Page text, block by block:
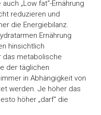
möglicherweise
ihnen bereitgestellt
der Dienste gesammelt
„Low fat“-Ernährung
reduzieren und
die Energiebilanz.
Ernährung
hinsichtlich
das metabolische
der täglichen
in Abhängigkeit von
werden. Je höher das
höher „darf“ die